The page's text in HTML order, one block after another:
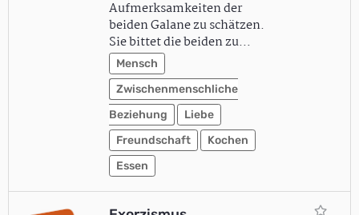
Aufmerksamkeiten der
beiden Galane zu schätzen.
Sie bittet die beiden zu…
Mensch
Zwischenmenschliche
Beziehung
Liebe
Freundschaft
Kochen
Essen